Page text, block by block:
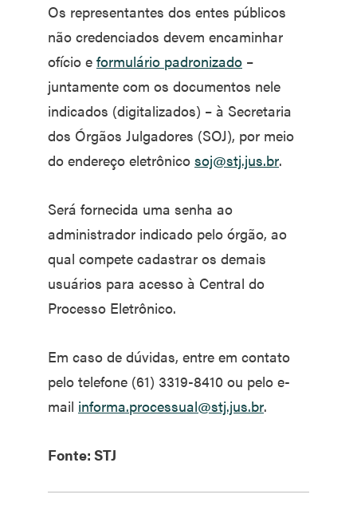
Os representantes dos entes públicos
não credenciados devem encaminhar
ofício e formulário padronizado –
juntamente com os documentos nele
indicados (digitalizados) – à Secretaria
dos Órgãos Julgadores (SOJ), por meio
do endereço eletrônico soj@stj.jus.br.
Será fornecida uma senha ao
administrador indicado pelo órgão, ao
qual compete cadastrar os demais
usuários para acesso à Central do
Processo Eletrônico.
Em caso de dúvidas, entre em contato
pelo telefone (61) 3319-8410 ou pelo e-
mail informa.processual@stj.jus.br.
Fonte: STJ